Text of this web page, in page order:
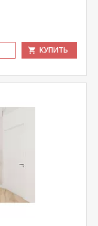
КУПИТЬ